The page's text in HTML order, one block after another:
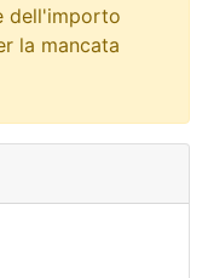
dell'importo
la mancata